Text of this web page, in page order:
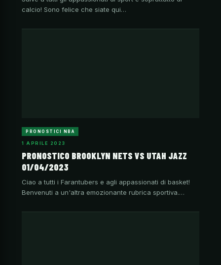
calcio! Sono felice che siate qui…
PRONOSTICI NBA
1 APRILE 2023
PRONOSTICO BROOKLYN NETS VS UTAH JAZZ
01/04/2023
Ciao a tutti i Farantubers e agli appassionati di basket!
Benvenuti a un'altra emozionante rubrica sportiva.…